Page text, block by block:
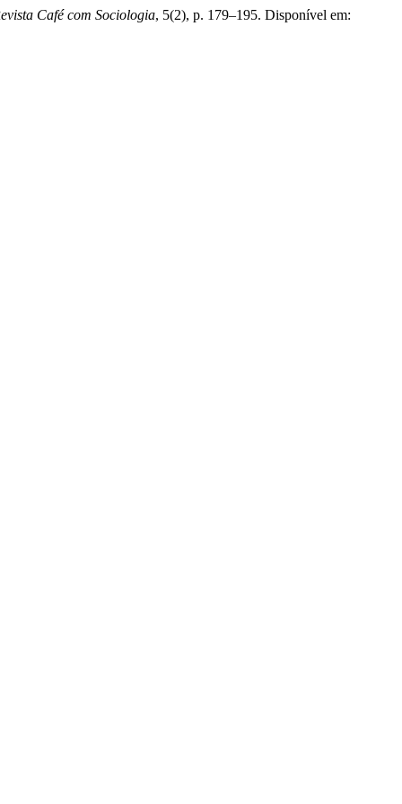
Café com Sociologia, 5(2), p. 179–195. Disponível em: